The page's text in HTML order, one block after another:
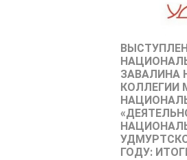
ЗАВАЛИНА
КОЛЛЕГИИ
ГОДУ: